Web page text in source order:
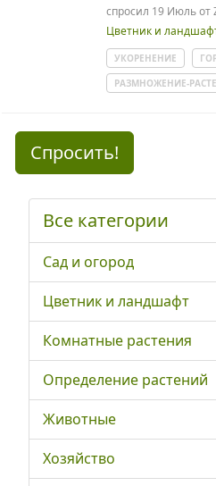
спросил 19 Июль от
Цветник и
УКОРЕНЕНИЕ
РАЗМНОЖЕНИЕ-
Спросить!
Все категории
Сад и огород
Цветник и ландшафт
Комнатные растения
Определение растений
Животные
Хозяйство